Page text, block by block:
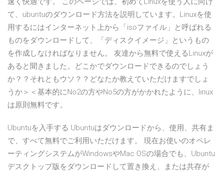
て、ubuntuのダウンロード方法を説明しています。Linuxを使
用するにはインターネット上から「isoファイル」と呼ばれる
ものをダウンロードして、「ディスクイメージ」というもの
を作成しなければなりません。 友達から無料で使えるLinuxが
あると聞きました。どこかでダウンロードできるのでしょう
か？？それともウソ？？どなたか教えていただけますでしょ
うか＞＜基本的にNo2の方やNo5の方がかかれたように、linux
は原則無料です。
Ubuntuを入手する Ubuntuはダウンロードから、使用、共有ま
で、すべて無料でご利用いただけます。 現在お使いのオペレ
ーティングシステムがWindowsやMac OSの場合でも、Ubuntu
デスクトップ版をダウンロードして置き換え、または共存が